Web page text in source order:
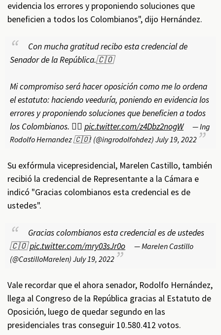
evidencia los errores y proponiendo soluciones que
beneficien a todos los Colombianos", dijo Hernández.
Con mucha gratitud recibo esta credencial de
Senador de la República.🇨🇴
Mi compromiso será hacer oposición como me lo ordena
el estatuto: haciendo veeduría, poniendo en evidencia los
errores y proponiendo soluciones que beneficien a todos
los Colombianos. ☝🏼 pic.twitter.com/z4Dbz2nogW
— Ing
Rodolfo Hernandez 🇨🇴! (@ingrodolfohdez) July 19, 2022
Su exfórmula vicepresidencial, Marelen Castillo, también
recibió la credencial de Representante a la Cámara e
indicó "Gracias colombianos esta credencial es de
ustedes".
Gracias colombianos esta credencial es de ustedes
🇨🇴pic.twitter.com/mry03sJr0o
— Marelen Castillo
(@CastilloMarelen) July 19, 2022
Vale recordar que el ahora senador, Rodolfo Hernández,
llega al Congreso de la República gracias al Estatuto de
Oposición, luego de quedar segundo en las
presidenciales tras conseguir 10.580.412 votos.